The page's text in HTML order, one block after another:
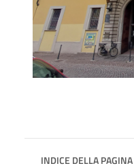
INDICE DELLA PAGINA